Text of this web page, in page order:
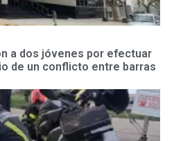
a dos jóvenes por efectuar
de un conflicto entre barras